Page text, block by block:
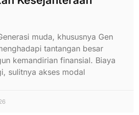
muda, khususnya Gen
tantangan besar
kemandirian finansial. Biaya
sulitnya akses modal